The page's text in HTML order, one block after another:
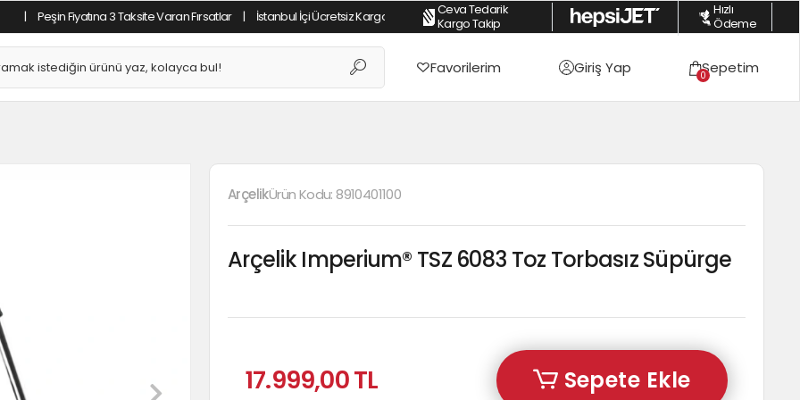
Peşin Fiyatına 3 Taksite Varan Fırsatlar | İstanbul İçi Ücretsiz Kargo | Tüm Alışverişlerde %2 Havale İndirimi | Peşin Fiyatına 3 Taksite Varan Fırsatlar
Ceva Tedarik
Kargo Takip
Hızlı
Ödeme
Favorilerim Giriş Yap 0Sepetim
ArçelikÜrün Kodu: 8910401100
Arçelik Imperium® TSZ 6083 Toz Torbasız Süpürge
17.999,00 TL Sepete Ekle